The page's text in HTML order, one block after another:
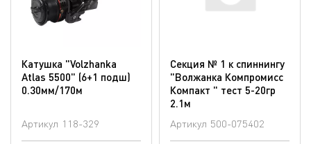
Катушка "Volzhanka
Atlas 5500" (6+1 подш)
0.30мм/170м
Артикул 118-329
Секция № 1 к спиннингу
"Волжанка Компромисс
Компакт " тест 5-20гр
2.1м
Артикул 500-075402